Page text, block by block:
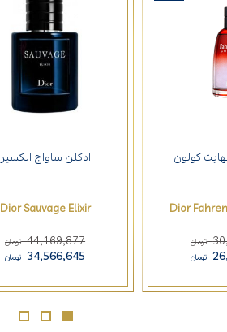
کولون
Dior
تومان
تومان
ادکلن ساواج الکسیر
Dior Sauvage Elixir
44,169,877 تومان
34,566,645 تومان